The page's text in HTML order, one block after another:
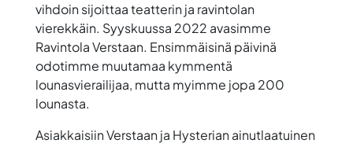
vihdoin sijoittaa teatterin ja ravintolan
vierekkäin. Syyskuussa 2022 avasimme
Ravintola Verstaan. Ensimmäisinä päivinä
odotimme muutamaa kymmentä
lounasvierailijaa, mutta myimme jopa 200
lounasta.
Asiakkaisiin Verstaan ja Hysterian ainutlaatuinen